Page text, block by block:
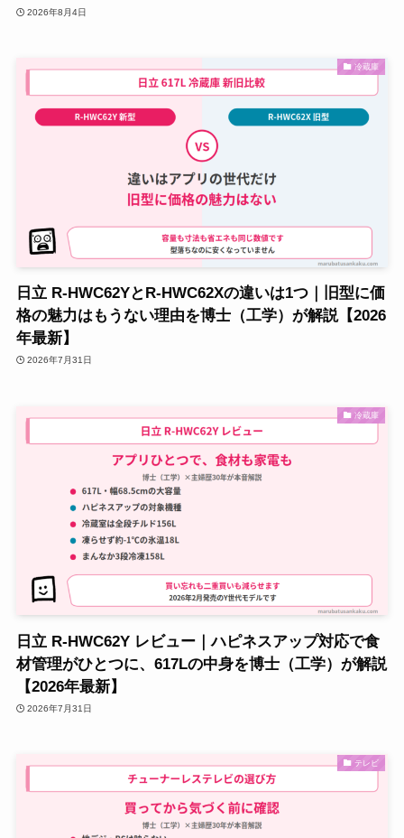
2026年8月4日
冷蔵庫
日立 R-HWC62YとR-HWC62Xの違いは1つ｜旧型に価
格の魅力はもうない理由を博士（工学）が解説【2026
年最新】
2026年7月31日
冷蔵庫
日立 R-HWC62Y レビュー｜ハピネスアップ対応で食
材管理がひとつに、617Lの中身を博士（工学）が解説
【2026年最新】
2026年7月31日
テレビ